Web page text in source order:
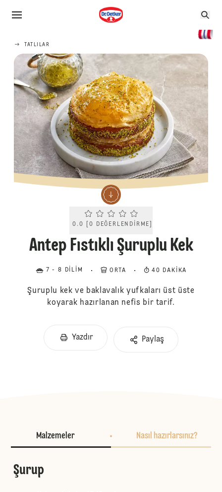
TATLILAR
Current rating 0.0. Click to rate.
0.0 [0 DEĞERLENDIRME
Antep Fıstıklı Şuruplu Kek
7 - 8 DILIM ORTA 40 DAKIKA
Şuruplu kek ve baklavalık yufkaları üst üste
koyarak hazırlanan nefis bir tarif.
Yazdır Paylaş
Malzemeler Nasıl hazırlarsınız?
Şurup